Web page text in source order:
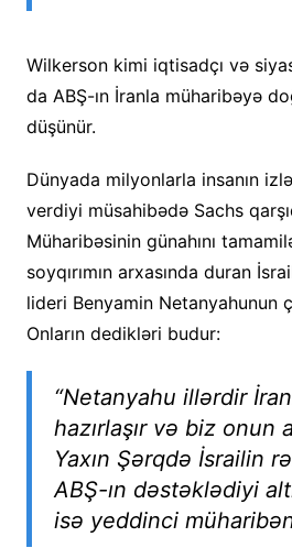
Wilkerson kimi iqtisadçı və
da ABŞ-ın İranla müharibəyə
düşünür.
Dünyada milyonlarla insanın
verdiyi müsahibədə Sachs
Müharibəsinin günahını
soyqırımın arxasında duran
lideri Benyamin Netanyahunun
Onların dedikləri budur:
“Netanyahu illərdir
hazırlaşır və biz onun
Yaxın Şərqdə İsrailin
ABŞ-ın dəstəklədiyi
isə yeddinci